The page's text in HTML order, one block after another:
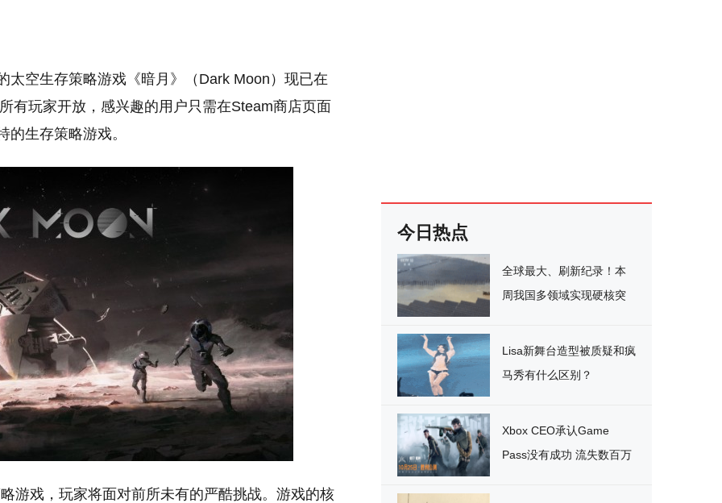
太空生存策略游戏《暗月》（Dark Moon）现已在
有玩家开放，感兴趣的用户只需在Steam商店页面
的生存策略游戏。
游戏，玩家将面对前所未有的严酷挑战。游戏的核
今日热点
全球最大、刷新纪录！本
周我国多领域实现硬核突
Lisa新舞台造型被质疑和疯
马秀有什么区别？
Xbox CEO承认Game
Pass没有成功 流失数百万